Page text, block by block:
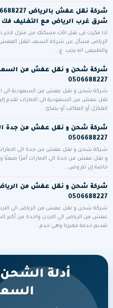
شرق غرب الرياض مع التغليف فك
اذا فكرت فى نقل اثاث مسكنك من منزل لاخر
الرياض فسأل عن شركة السيف لنقل العفش
والطبيعى انه يجب ع...
شركة شحن و نقل عفش من
0506688227
شركة شحن و نقل عفش من السعودية الي
نقل عفش من السعودية الي الامارات تقدم
المنازل أو المكاتب أو بضائ...
شركة شحن و نقل عفش من جدة الي
0506688227
شركة شحن و نقل عفش من جدة الي
و نقل عفش من جدة الي الامارات أمرًا صعبًا
خاصة إن تم وض...
شركة شحن و نقل عفش من الرياض
0506688227
شركة شحن و نقل عفش من الرياض الي
عفش من الرياض الي الاردن واحدة من أكبر
تقديم خدمة مميزة وهي خدم...
أدلة